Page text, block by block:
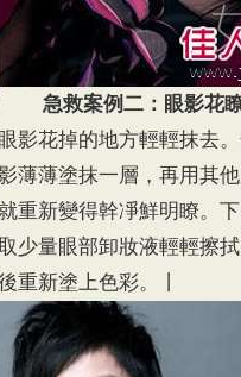
急救案例二：眼影花
影花掉的地方輕輕抹去
薄薄塗抹一層，再用其
重新變得幹凈鮮明瞭。
少量眼部卸妝液輕輕擦
重新塗上色彩。丨